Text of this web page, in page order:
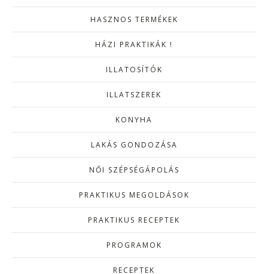
HASZNOS TERMÉKEK
HÁZI PRAKTIKÁK !
ILLATOSÍTÓK
ILLATSZEREK
KONYHA
LAKÁS GONDOZÁSA
NŐI SZÉPSÉGÁPOLÁS
PRAKTIKUS MEGOLDÁSOK
PRAKTIKUS RECEPTEK
PROGRAMOK
RECEPTEK